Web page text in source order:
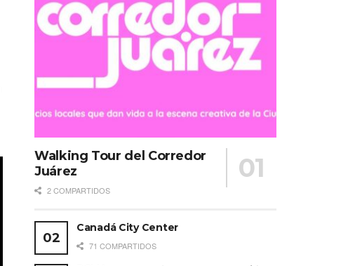
Walking Tour del Corredor
Juárez
2 COMPARTIDOS
Canadá City Center
71 COMPARTIDOS